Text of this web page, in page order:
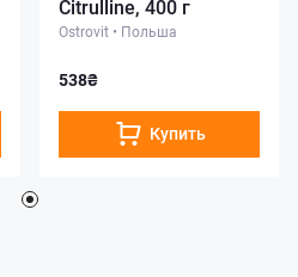
Citrulline, 400 г
Ostrovit • Польша
538₴
Купить